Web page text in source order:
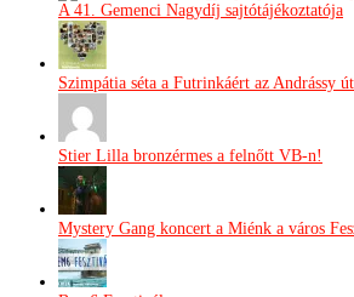
A 41. Gemenci Nagydíj sajtótájékoztatója
Szimpátia séta a Futrinkáért az Andrássy
Stier Lilla bronzérmes a felnőtt VB-n!
Mystery Gang koncert a Miénk a város